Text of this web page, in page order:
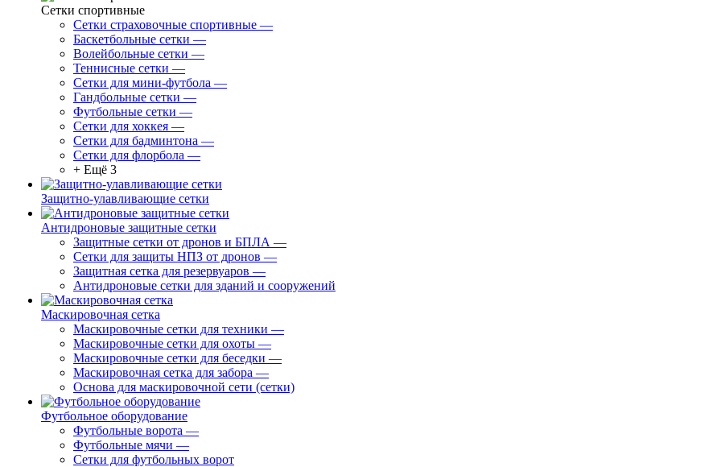
Сетки спортивные
Сетки страховочные спортивные —
Баскетбольные сетки —
Волейбольные сетки —
Теннисные сетки —
Сетки для мини-футбола —
Гандбольные сетки —
Футбольные сетки —
Сетки для хоккея —
Сетки для бадминтона —
Сетки для флорбола —
+ Ещё 3
Защитно-улавливающие сетки
Антидроновые защитные сетки
Защитные сетки от дронов и БПЛА —
Сетки для защиты НПЗ от дронов —
Защитная сетка для резервуаров —
Антидроновые сетки для зданий и сооружений
Маскировочная сетка
Маскировочные сетки для техники —
Маскировочные сетки для охоты —
Маскировочные сетки для беседки —
Маскировочная сетка для забора —
Основа для маскировочной сети (сетки)
Футбольное оборудование
Футбольные ворота —
Футбольные мячи —
Сетки для футбольных ворот